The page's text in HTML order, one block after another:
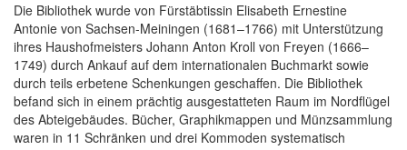
Die Bibliothek wurde von Fürstäbtissin Elisabeth Ernestine
Antonie von Sachsen-Meiningen (1681–1766) mit Unterstützung
ihres Haushofmeisters Johann Anton Kroll von Freyen (1666–
1749) durch Ankauf auf dem internationalen Buchmarkt sowie
durch teils erbetene Schenkungen geschaffen. Die Bibliothek
befand sich in einem prächtig ausgestatteten Raum im Nordflügel
des Abteigebäudes. Bücher, Graphikmappen und Münzsammlung
waren in 11 Schränken und drei Kommoden systematisch